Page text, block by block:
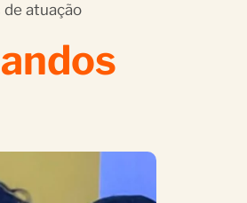
atuação